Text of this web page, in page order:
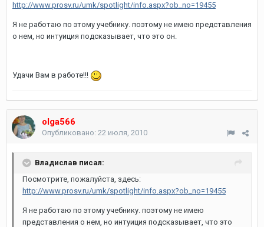
http://www.prosv.ru/umk/spotlight/info.aspx?ob_no=19455
Я не работаю по этому учебнику. поэтому не имею представления
о нем, но интуиция подсказывает, что это он.
Удачи Вам в работе!!!
olga566
Опубликовано: 22 июля, 2010
Владислав писал:
Посмотрите, пожалуйста, здесь:
http://www.prosv.ru/umk/spotlight/info.aspx?ob_no=19455
Я не работаю по этому учебнику. поэтому не имею
представления о нем, но интуиция подсказывает, что это